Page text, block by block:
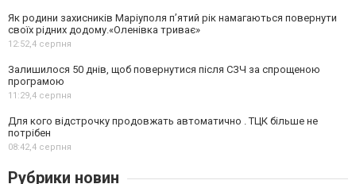
Як родини захисників Маріуполя пʼятий рік намагаються повернути
своїх рідних додому.«Оленівка триває»
12:52,4 серпня
Залишилося 50 днів, щоб повернутися після СЗЧ за спрощеною
програмою
11:29,4 серпня
Для кого відстрочку продовжать автоматично . ТЦК більше не
потрібен
08:42,4 серпня
Рубрики новин